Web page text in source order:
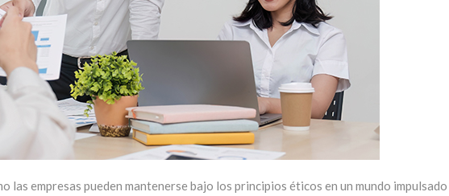
las empresas pueden mantenerse bajo los principios éticos en un mundo impulsado